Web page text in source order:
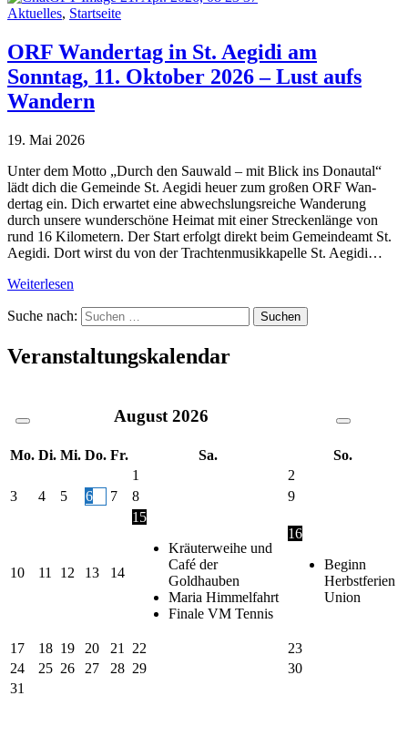
Aktuelles, Startseite
ORF Wandertag in St. Aegidi am
Sonntag, 11. Oktober 2026 – Lust aufs
Wandern
19. Mai 2026
Unter dem Motto „Durch den Sauwald – mit Blick ins Donautal“
lädt dich die Gemeinde St. Aegidi heuer zum großen ORF Wan-
dertag ein. Dich erwartet eine abwechslungsreiche Wanderung
durch unsere wunderschöne Heimat mit einer Streckenlänge von
rund 16 Kilometern. Der Start erfolgt direkt beim Gemeindeamt St.
Aegidi. Dort wirst du von der Trachtenmusikkapelle St. Aegidi…
Weiterlesen
Suche nach:
Veranstaltungskalendar
August 2026
Mo. Di. Mi. Do. Fr. Sa.
So.
1
2
3
4 5 6 7 8 9
10 11 12 13 14
15
Kräuterweihe und
Café der
Goldhauben
Maria Himmelfahrt
Finale VM Tennis
16
Beginn
Herbstferien
Union
17 18 19 20 21 22
23
24
25 26 27 28 29
30
31